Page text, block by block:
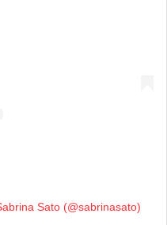
Sato (@sabrinasato)